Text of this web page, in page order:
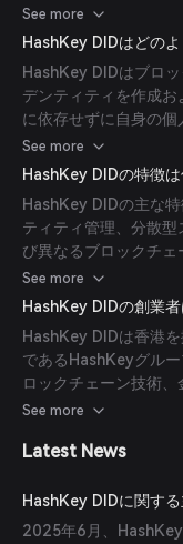
ティプラットフォーム
See more
HashKey DIDはどの
HashKey DIDはブロ
デンティティを作成
に依存せずに自身の
トフォームで自己認証
See more
HashKey DIDの特徴は
HashKey DIDの主な
ティティ管理、分散
び異なるブロックチ
す。
See more
HashKey DIDの創業
HashKey DIDは香港
であるHashKeyグル
ロックチェーン技術
す。
See more
Latest News
HashKey DIDに関す
2025年6月、HashKey